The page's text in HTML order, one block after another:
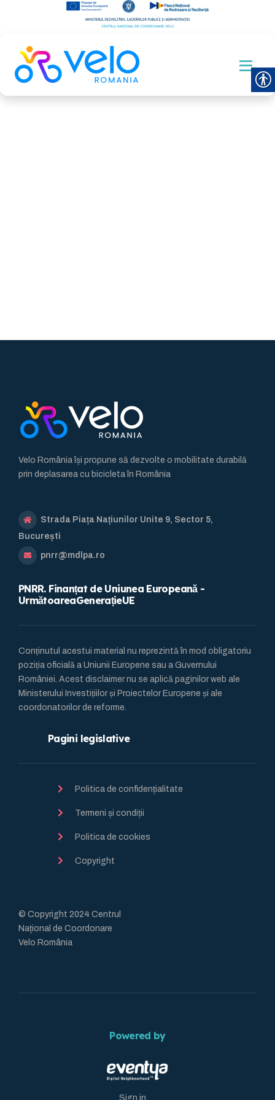
Velo România își propune să dezvolte o mobilitate durabilă
prin deplasarea cu bicicleta în România
Strada Piața Națiunilor Unite 9, Sector 5,
București
pnrr@mdlpa.ro
PNRR. Finanțat de Uniunea Europeană -
UrmătoareaGenerațieUE
Conținutul acestui material nu reprezintă în mod obligatoriu
poziția oficială a Uniunii Europene sau a Guvernului
României. Acest disclaimer nu se aplică paginilor web ale
Ministerului Investițiilor și Proiectelor Europene și ale
coordonatorilor de reforme.
Pagini legislative
Politica de confidențialitate
Termeni și condiții
Politica de cookies
Copyright
© Copyright 2024 Centrul
Național de Coordonare
Velo România
Powered by
Sign in